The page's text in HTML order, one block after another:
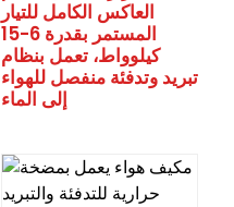
العاكس الكامل للتيار
المستمر بقدرة 6-15
كيلوواط، تعمل بنظام
تبريد وتدفئة منفصل للهواء
إلى الماء